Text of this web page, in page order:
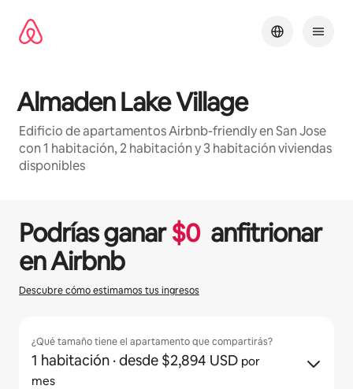
contenido
Almaden Lake Village
Edificio de apartamentos Airbnb-friendly en San Jose
con 1 habitación, 2 habitación y 3 habitación viviendas
disponibles
Podrías ganar$0 anfitrionar
en Airbnb
Descubre cómo estimamos tus ingresos
¿Qué tamaño tiene el apartamento que compartirás?
1 habitación · desde $2,894 USD por
mes